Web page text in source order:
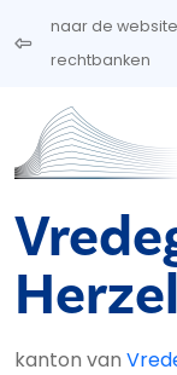
Overslaan en naar
naar de
rechtbanken
kanton van